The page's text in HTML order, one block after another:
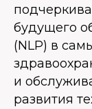
будущего
(NLP) в
и
развития